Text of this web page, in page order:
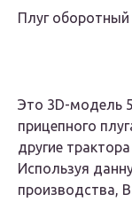
Плуг
Это 3D-модель
прицепного
другие
Используя
производства,